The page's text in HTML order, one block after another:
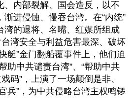
、内部裂解、国会造反，以不
进侵蚀、慢吞台湾。在“内统”
湾的退将、名嘴、红媒所组成
台湾安全与利益危害最深、破坏
艇”金门翻船覆事件上，他们迫
助中共谴责台湾”、“帮助中共
码”，上演了一场颠倒是非、
兵”，为中共侵略台湾主权鸣锣